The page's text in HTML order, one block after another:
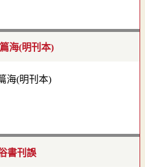
海(明刊本)
書刊誤